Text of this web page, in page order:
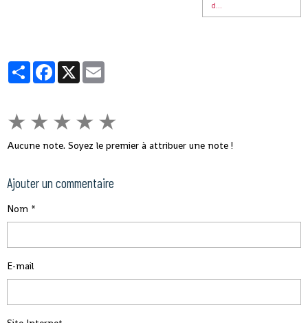
d...
PartagerFacebook
X
★ ★ ★ ★ ★
Aucune note. Soyez le premier à attribuer une note !
Ajouter un commentaire
Nom
E-mail